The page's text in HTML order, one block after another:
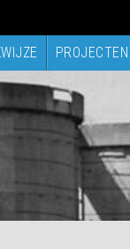
PROJECTEN